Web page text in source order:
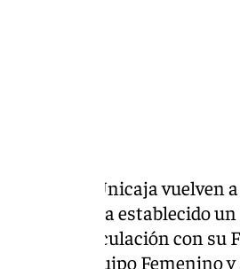
y Unicaja vuelven
que ya ha establecido
su vinculación con su
todo, al equipo Femenino